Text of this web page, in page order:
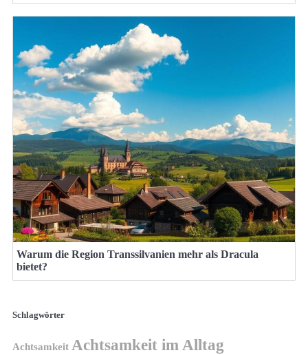
Warum die Region Transsilvanien mehr als Dracula
bietet?
Schlagwörter
Achtsamkeit Achtsamkeit im Alltag